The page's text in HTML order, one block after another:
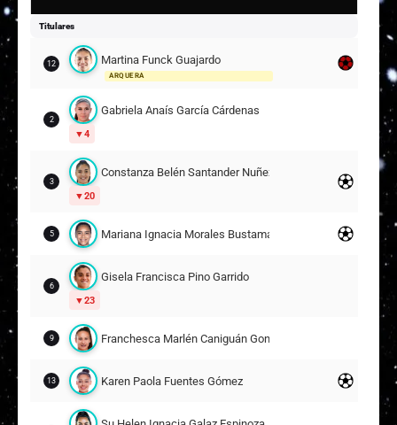
Titulares
12 Martina Funck Guajardo
ARQUERA
2
Gabriela Anaís García Cárdenas
4
3
Constanza Belén Santander Nuñez
20
5 Mariana Ignacia Morales Bustamante
6
Gisela Francisca Pino Garrido
23
9 Franchesca Marlén Caniguán González
13 Karen Paola Fuentes Gómez